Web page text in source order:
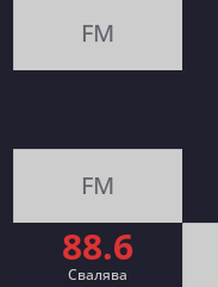
FM
FM
88.6
Свалява